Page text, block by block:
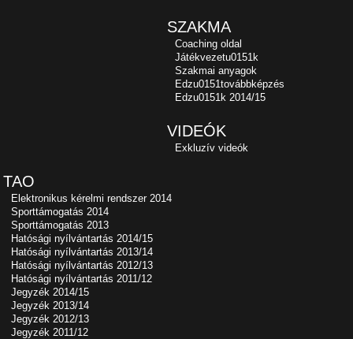
SZAKMA
Coaching oldal
Játékvezetu0151k
Szakmai anyagok
Edzu0151továbbképzés
Edzu0151k 2014/15
VIDEÓK
Exkluzív videók
TAO
Elektronikus kérelmi rendszer 2014
Sporttámogatás 2014
Sporttámogatás 2013
Hatósági nyílvántartás 2014/15
Hatósági nyílvántartás 2013/14
Hatósági nyílvántartás 2012/13
Hatósági nyílvántartás 2011/12
Jegyzék 2014/15
Jegyzék 2013/14
Jegyzék 2012/13
Jegyzék 2011/12